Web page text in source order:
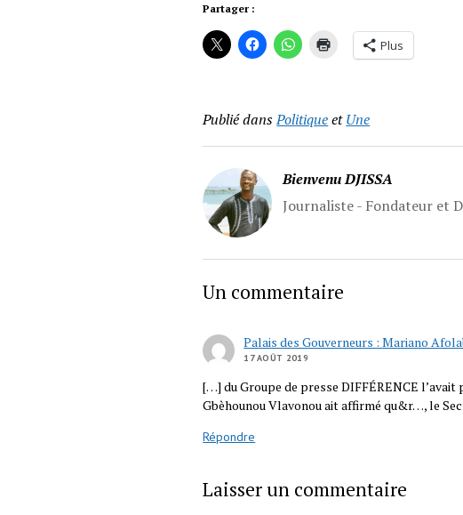
Partager :
Plus
Publié dansPolitiqueetUne
Bienvenu DJISSA
Journaliste - Fondateur et
Un commentaire
Palais des Gouverneurs : Mariano
17 AOÛT 2019
[…] du Groupe de presse DIFFÉRENCE
Gbèhounou Vlavonou ait affirmé qu&r…, le
Répondre
Laisser un commentaire